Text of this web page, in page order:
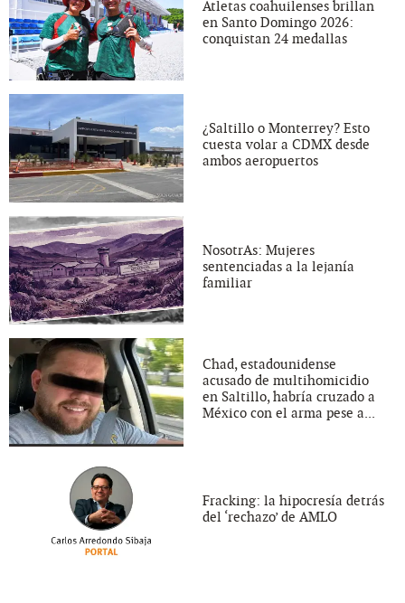
Atletas coahuilenses brillan
en Santo Domingo 2026:
conquistan 24 medallas
¿Saltillo o Monterrey? Esto
cuesta volar a CDMX desde
ambos aeropuertos
NosotrAs: Mujeres
sentenciadas a la lejanía
familiar
Chad, estadounidense
acusado de multihomicidio
en Saltillo, habría cruzado a
México con el arma pese a...
Fracking: la hipocresía detrás
del ‘rechazo’ de AMLO